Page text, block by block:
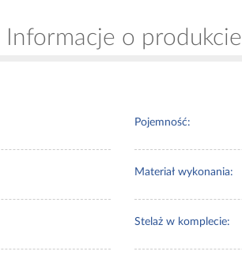
Informacje o produkcie
Pojemność:
Materiał wykonania:
Stelaż w komplecie: